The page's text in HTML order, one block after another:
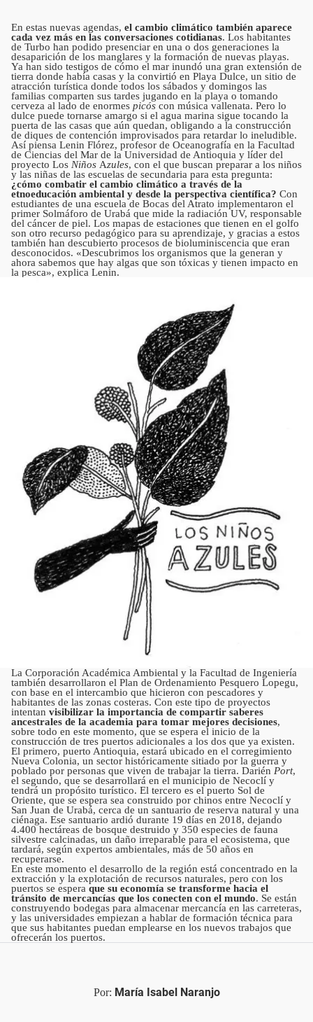
En estas nuevas agendas, el cambio climático también aparece
cada vez más en las conversaciones cotidianas. Los habitantes
de Turbo han podido presenciar en una o dos generaciones la
desaparición de los manglares y la formación de nuevas playas.
Ya han sido testigos de cómo el mar inundó una gran extensión de
tierra donde había casas y la convirtió en Playa Dulce, un sitio de
atracción turística donde todos los sábados y domingos las
familias comparten sus tardes jugando en la playa o tomando
cerveza al lado de enormes picós con música vallenata. Pero lo
dulce puede tornarse amargo si el agua marina sigue tocando la
puerta de las casas que aún quedan, obligando a la construcción
de diques de contención improvisados para retardar lo ineludible.
Así piensa Lenin Flórez, profesor de Oceanografía en la Facultad
de Ciencias del Mar de la Universidad de Antioquia y líder del
proyecto Los Niños Azules, con el que buscan preparar a los niños
y las niñas de las escuelas de secundaria para esta pregunta:
¿cómo combatir el cambio climático a través de la
etnoeducación ambiental y desde la perspectiva científica? Con
estudiantes de una escuela de Bocas del Atrato implementaron el
primer Solmáforo de Urabá que mide la radiación UV, responsable
del cáncer de piel. Los mapas de estaciones que tienen en el golfo
son otro recurso pedagógico para su aprendizaje, y gracias a estos
también han descubierto procesos de bioluminiscencia que eran
desconocidos. «Descubrimos los organismos que la generan y
ahora sabemos que hay algas que son tóxicas y tienen impacto en
la pesca», explica Lenin.
La Corporación Académica Ambiental y la Facultad de Ingeniería
también desarrollaron el Plan de Ordenamiento Pesquero Lopegu,
con base en el intercambio que hicieron con pescadores y
habitantes de las zonas costeras. Con este tipo de proyectos
intentan visibilizar la importancia de compartir saberes
ancestrales de la academia para tomar mejores decisiones,
sobre todo en este momento, que se espera el inicio de la
construcción de tres puertos adicionales a los dos que ya existen.
El primero, puerto Antioquia, estará ubicado en el corregimiento
Nueva Colonia, un sector históricamente sitiado por la guerra y
poblado por personas que viven de trabajar la tierra. Darién Port,
el segundo, que se desarrollará en el municipio de Necoclí y
tendrá un propósito turístico. El tercero es el puerto Sol de
Oriente, que se espera sea construido por chinos entre Necoclí y
San Juan de Urabá, cerca de un santuario de reserva natural y una
ciénaga. Ese santuario ardió durante 19 días en 2018, dejando
4.400 hectáreas de bosque destruido y 350 especies de fauna
silvestre calcinadas, un daño irreparable para el ecosistema, que
tardará, según expertos ambientales, más de 50 años en
recuperarse.
En este momento el desarrollo de la región está concentrado en la
extracción y la explotación de recursos naturales, pero con los
puertos se espera que su economía se transforme hacia el
tránsito de mercancías que los conecten con el mundo. Se están
construyendo bodegas para almacenar mercancía en las carreteras,
y las universidades empiezan a hablar de formación técnica para
que sus habitantes puedan emplearse en los nuevos trabajos que
ofrecerán los puertos.
Por: María Isabel Naranjo